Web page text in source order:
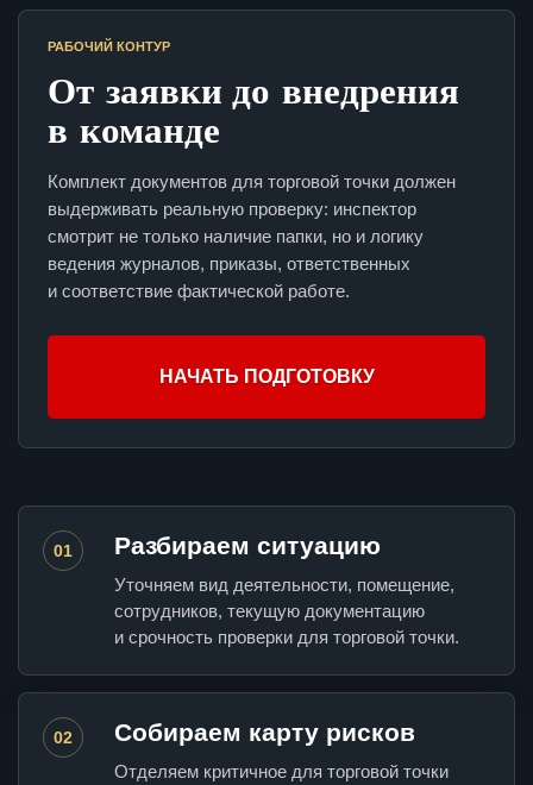
РАБОЧИЙ КОНТУР
От заявки до внедрения
в команде
Комплект документов для торговой точки должен
выдерживать реальную проверку: инспектор
смотрит не только наличие папки, но и логику
ведения журналов, приказы, ответственных
и соответствие фактической работе.
НАЧАТЬ ПОДГОТОВКУ
01 Разбираем ситуацию
Уточняем вид деятельности, помещение,
сотрудников, текущую документацию
и срочность проверки для торговой точки.
02 Собираем карту рисков
Отделяем критичное для торговой точки